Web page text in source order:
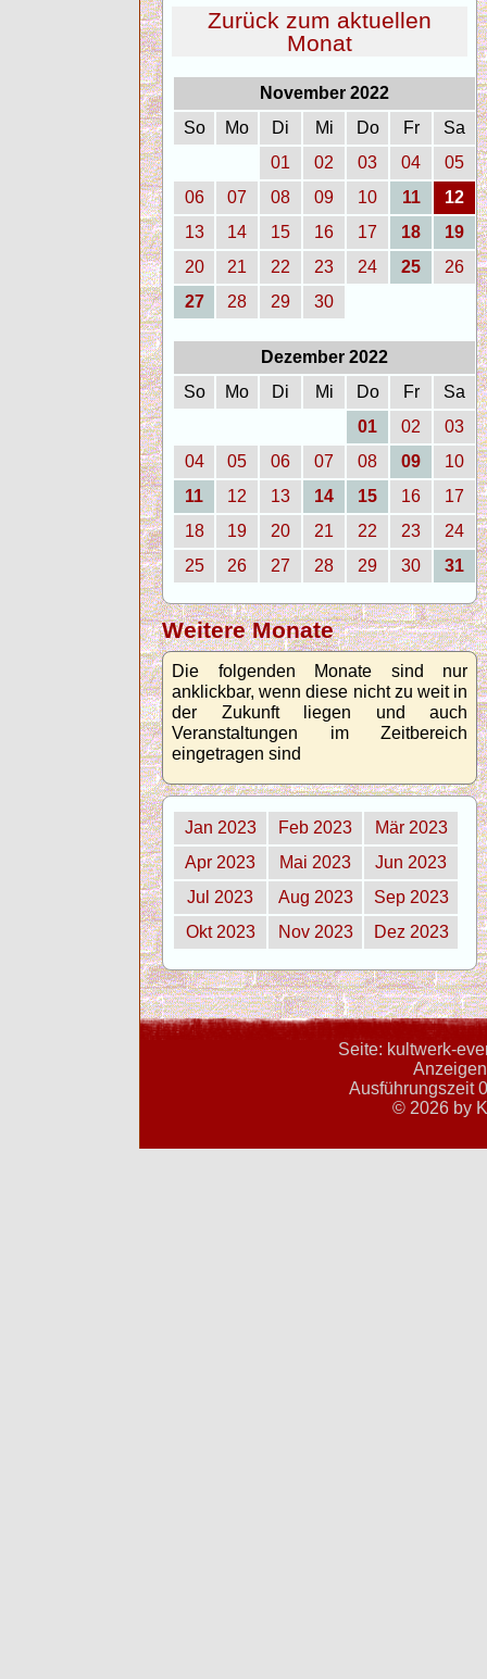
Zurück zum aktuellen
Monat
November 2022
So
Mo Di Mi Do Fr
Sa
01
02 03 04
05
06
07 08 09 10 11
12
13
14 15 16 17 18
19
20
21 22 23 24 25
26
27
28 29 30
Dezember 2022
So
Mo Di Mi Do Fr
Sa
01
02
03
04
05 06 07 08 09
10
11
12 13 14 15 16
17
18
19 20 21 22 23
24
25
26 27 28 29 30 31
Weitere Monate
Die folgenden Monate sind nur
anklickbar, wenn diese nicht zu weit in
der Zukunft liegen und auch
Veranstaltungen im Zeitbereich
eingetragen sind
Jan 2023 Feb 2023
Mär 2023
Apr 2023
Mai 2023
Jun 2023
Jul 2023
Aug 2023
Sep 2023
Okt 2023
Nov 2023 Dez 2023
Seite: kultwerk-
Ausführungszeit
© 2026 by